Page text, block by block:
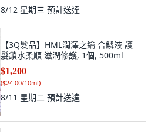
8/12 星期三 預計送達
【3Q髮品】HML潤澤之鑰 合鱗液 護
髮鎖水柔順 滋潤修護, 1個, 500ml
$1,200
($24.00/10ml)
8/11 星期二 預計送達